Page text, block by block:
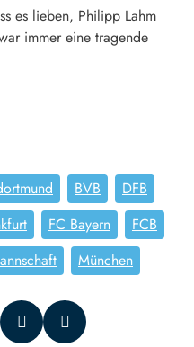
es lieben, Philipp Lahm
immer eine tragende
BVB
DFB
FC Bayern
FCB
München